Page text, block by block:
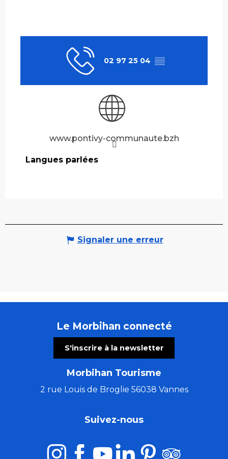
02 97 25 04 ▒▒
www.pontivy-communaute.bzh
Langues parlées
Langues parlées
Signaler une erreur
Le Morbihan connecté
S'inscrire à la newsletter
Morbihan Tourisme
2 rue Louis de Broglie 56038 Vannes
Suivez-nous